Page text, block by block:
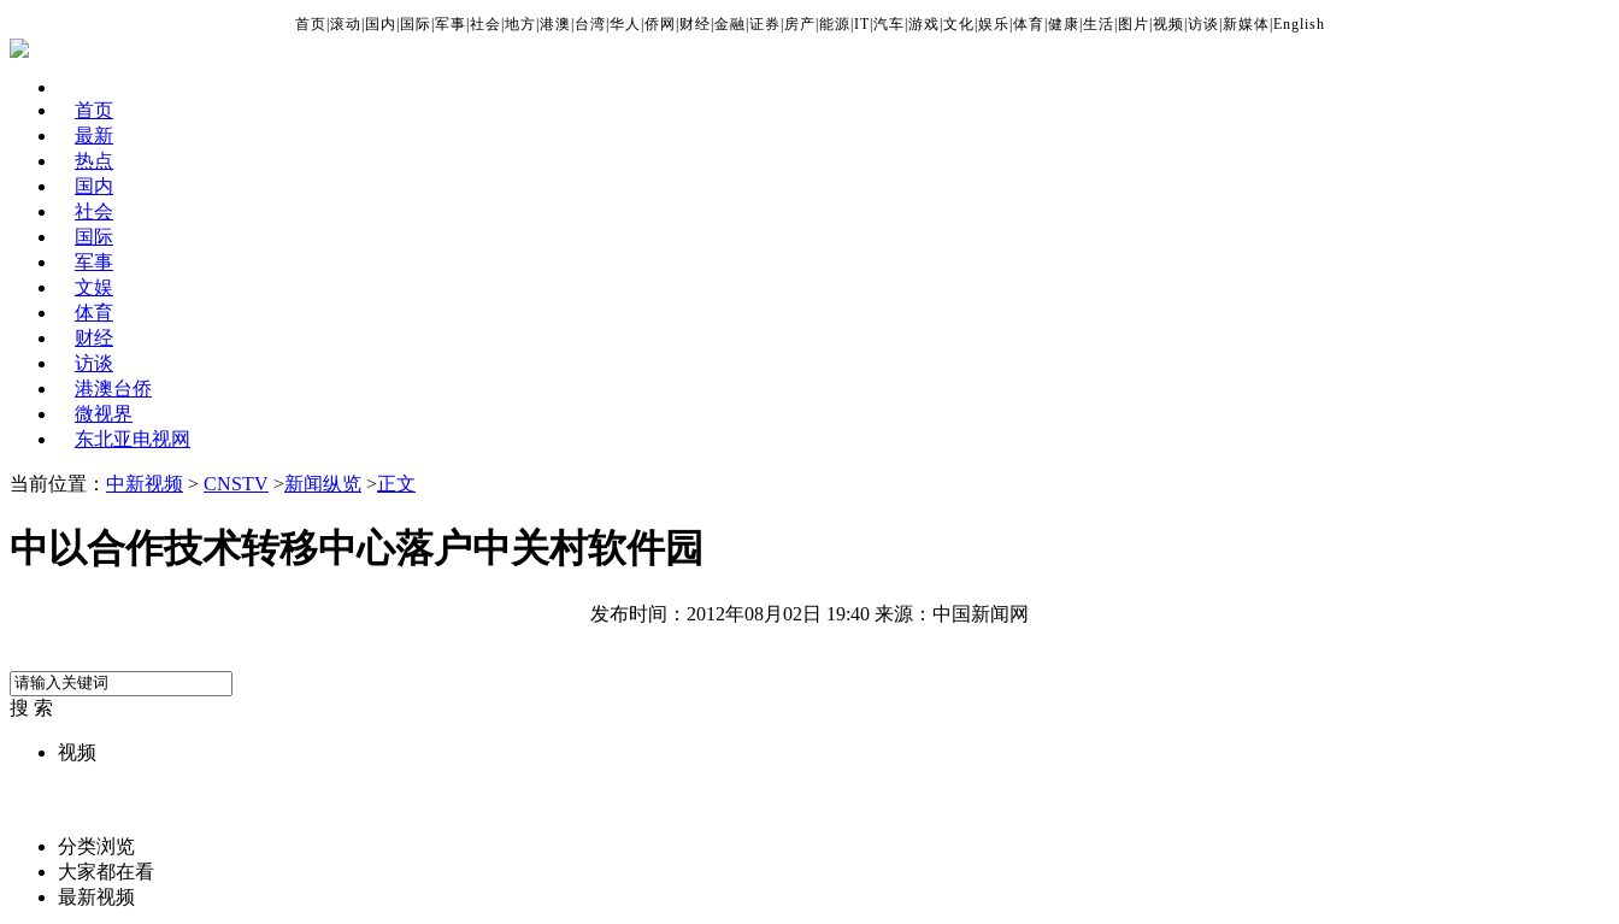
首页 滚动 国内 国际 军事 社会 地方 港澳 台湾 华人 侨网 财经 金融 证券 房产 能源 IT| 汽车 游戏 文化 娱乐 体育 健康 生活 图片 视频 访谈 新媒体 English
首页
最新
热点
国内
社会
国际
军事
文娱
体育
财经
访谈
港澳台侨
微视界
东北亚电视网
当前位置： 中新视频 > CNSTV >新闻纵览 >正文
中以合作技术转移中心落户中关村软件园
发布时间：2012年08月02日 19:40 来源：中国新闻网
搜 索
视频
分类浏览
大家都在看
最新视频